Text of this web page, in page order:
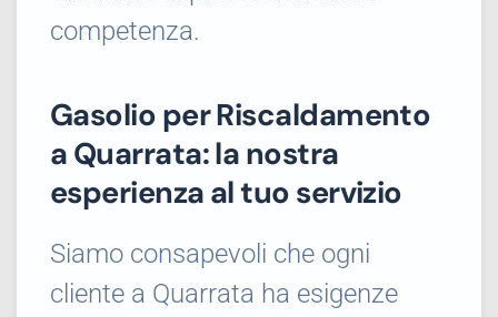
competenza.
Gasolio per Riscaldamento
a Quarrata: la nostra
esperienza al tuo servizio
Siamo consapevoli che ogni
cliente a Quarrata ha esigenze